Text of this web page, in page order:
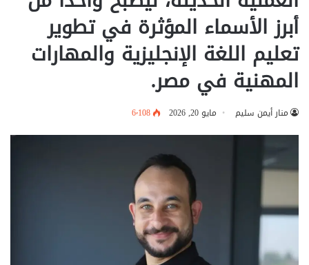
أبرز الأسماء المؤثرة في تطوير
تعليم اللغة الإنجليزية والمهارات
المهنية في مصر.
منار أيمن سليم مايو 20, 2026 6٬108